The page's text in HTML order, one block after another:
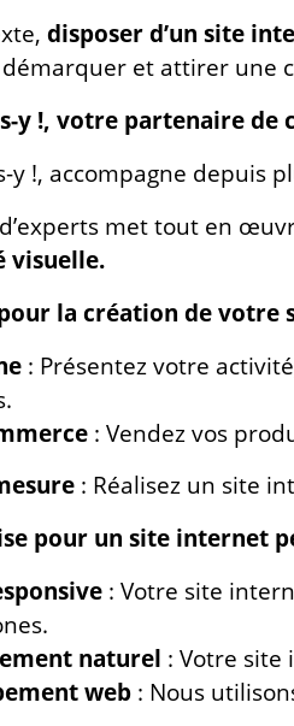
disposer d’un site
et attirer une
y !, votre partenaire de
y !, accompagne depuis
met tout en
visuelle.
la création de
: Présentez votre
: Vendez vos
: Réalisez un site
pour un site internet
: Votre site
naturel : Votre site
web : Nous